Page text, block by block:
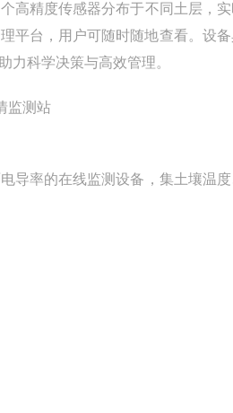
高精度传感器分布于不同土层，
平台，用户可随时随地查看。设
力科学决策与高效管理。
导率的在线监测设备，集土壤温